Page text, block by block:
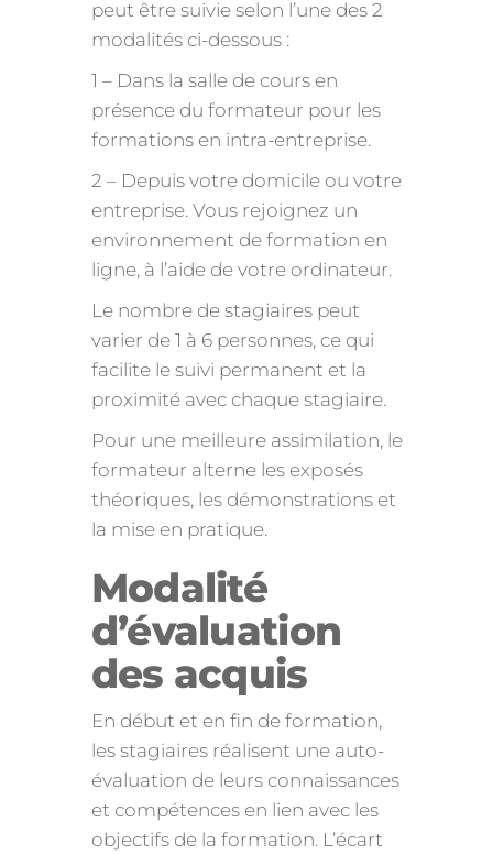
peut être suivie selon l’une des 2
modalités ci-dessous :
1 – Dans la salle de cours en
présence du formateur pour les
formations en intra-entreprise.
2 – Depuis votre domicile ou votre
entreprise. Vous rejoignez un
environnement de formation en
ligne, à l’aide de votre ordinateur.
Le nombre de stagiaires peut
varier de 1 à 6 personnes, ce qui
facilite le suivi permanent et la
proximité avec chaque stagiaire.
Pour une meilleure assimilation, le
formateur alterne les exposés
théoriques, les démonstrations et
la mise en pratique.
Modalité
d’évaluation
des acquis
En début et en fin de formation,
les stagiaires réalisent une auto-
évaluation de leurs connaissances
et compétences en lien avec les
objectifs de la formation. L’écart